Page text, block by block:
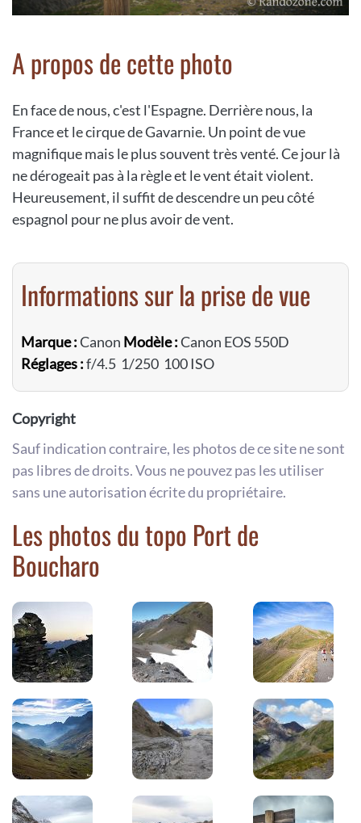
A propos de cette photo
En face de nous, c'est l'Espagne. Derrière nous, la
France et le cirque de Gavarnie. Un point de vue
magnifique mais le plus souvent très venté. Ce jour là
ne dérogeait pas à la règle et le vent était violent.
Heureusement, il suffit de descendre un peu côté
espagnol pour ne plus avoir de vent.
Informations sur la prise de vue
Marque :Canon Modèle :Canon EOS 550D
Réglages :f/4.5 1/250 100 ISO
Copyright
Sauf indication contraire, les photos de ce site ne sont
pas libres de droits. Vous ne pouvez pas les utiliser
sans une autorisation écrite du propriétaire.
Les photos du topo Port de
Boucharo